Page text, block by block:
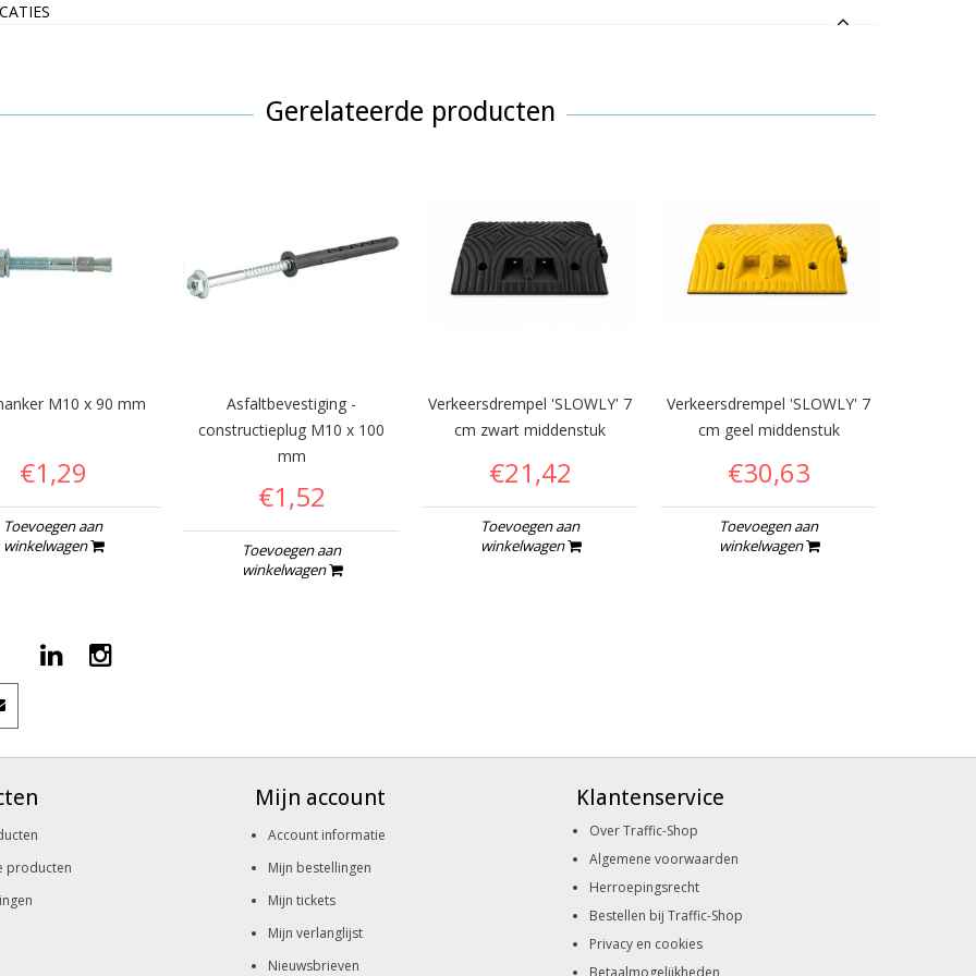
Gerelateerde producten
M10 x 90 mm
€1,29
Toevoegen aan
winkelwagen
Asfaltbevestiging -
constructieplug M10 x 100
mm
€1,52
Toevoegen aan
winkelwagen
Verkeersdrempel 'SLOWLY' 7
cm zwart middenstuk
€21,42
Toevoegen aan
winkelwagen
Verkeersdrempel 'SLOWLY' 7
cm geel middenstuk
€30,63
Toevoegen aan
winkelwagen
producten
Mijn account
Account informatie
Mijn bestellingen
Mijn tickets
Mijn verlanglijst
Nieuwsbrieven
Klantenservice
Over Traffic-Shop
Algemene voorwaarden
Herroepingsrecht
Bestellen bij Traffic-Shop
Privacy en cookies